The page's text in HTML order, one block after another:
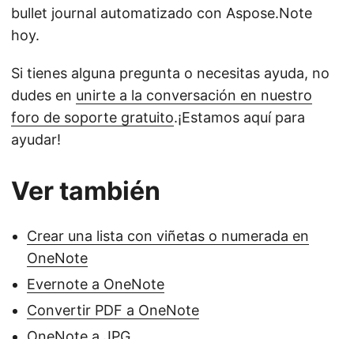
bullet journal automatizado con Aspose.Note
hoy.
Si tienes alguna pregunta o necesitas ayuda, no
dudes en unirte a la conversación en nuestro
foro de soporte gratuito.¡Estamos aquí para
ayudar!
Ver también
Crear una lista con viñetas o numerada en
OneNote
Evernote a OneNote
Convertir PDF a OneNote